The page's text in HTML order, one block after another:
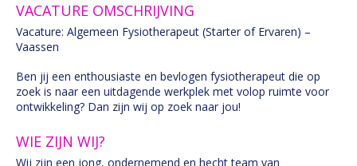
VACATURE OMSCHRIJVING
Vacature: Algemeen Fysiotherapeut (Starter of Ervaren) –
Vaassen
Ben jij een enthousiaste en bevlogen fysiotherapeut die op
zoek is naar een uitdagende werkplek met volop ruimte voor
ontwikkeling? Dan zijn wij op zoek naar jou!
WIE ZIJN WIJ?
Wij zijn een jong, ondernemend en hecht team van